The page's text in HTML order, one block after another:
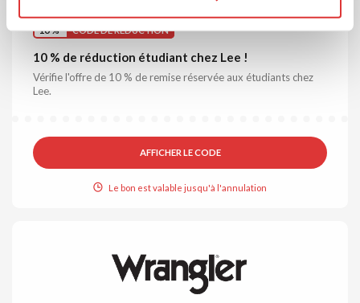
10 % CODE DE RÉDUCTION
10 % de réduction étudiant chez Lee !
Vérifie l'offre de 10 % de remise réservée aux étudiants chez
Lee.
AFFICHER LE CODE
Le bon est valable jusqu'à l'annulation